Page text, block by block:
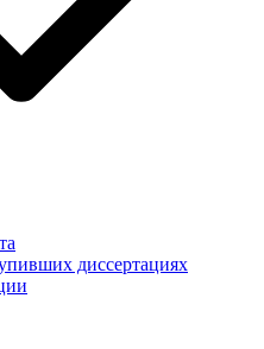
диссертациях